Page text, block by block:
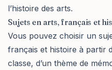
l’histoire des arts.
Sujets en arts, français et
Vous pouvez choisir un
français et histoire à partir
classe, d’un thème de